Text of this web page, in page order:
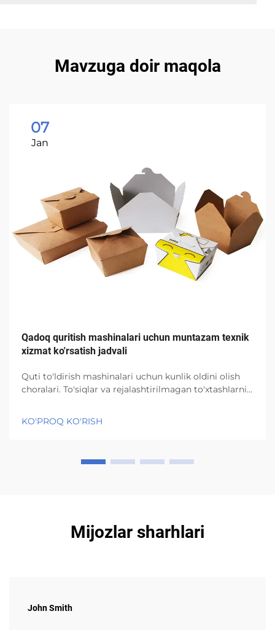
Mavzuga doir maqola
07
Jan
Qadoq quritish mashinalari uchun muntazam texnik
xizmat ko'rsatish jadvali
Quti to'ldirish mashinalari uchun kunlik oldini olish
choralari. To'siqlar va rejalashtirilmagan to'xtashlarni
ishchilarga qog'oz karton qoldiqlarini, kleyni
KO'PROQ KO'RISH
Mijozlar sharhlari
John Smith